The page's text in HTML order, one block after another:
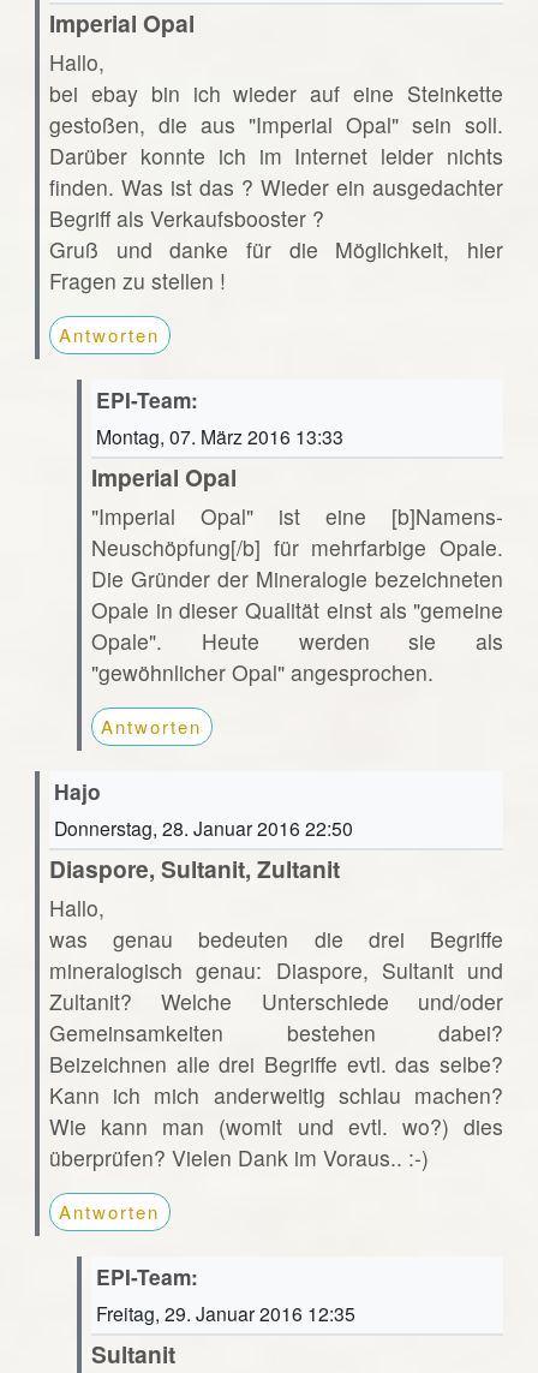
Imperial Opal
Hallo,
bei ebay bin ich wieder auf eine Steinkette
gestoßen, die aus "Imperial Opal" sein soll.
Darüber konnte ich im Internet leider nichts
finden. Was ist das ? Wieder ein ausgedachter
Begriff als Verkaufsbooster ?
Gruß und danke für die Möglichkeit, hier
Fragen zu stellen !
Antworten
EPI-Team:
Montag, 07. März 2016 13:33
Imperial Opal
"Imperial Opal" ist eine [b]Namens-
Neuschöpfung[/b] für mehrfarbige Opale.
Die Gründer der Mineralogie bezeichneten
Opale in dieser Qualität einst als "gemeine
Opale". Heute werden sie als
"gewöhnlicher Opal" angesprochen.
Antworten
Hajo
Donnerstag, 28. Januar 2016 22:50
Diaspore, Sultanit, Zultanit
Hallo,
was genau bedeuten die drei Begriffe
mineralogisch genau: Diaspore, Sultanit und
Zultanit? Welche Unterschiede und/oder
Gemeinsamkeiten bestehen dabei?
Beizeichnen alle drei Begriffe evtl. das selbe?
Kann ich mich anderweitig schlau machen?
Wie kann man (womit und evtl. wo?) dies
überprüfen? Vielen Dank im Voraus.. :-)
Antworten
EPI-Team:
Freitag, 29. Januar 2016 12:35
Sultanit